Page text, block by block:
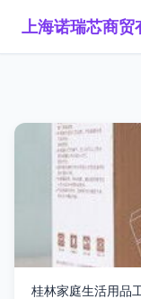
上海诺瑞芯商
桂林家庭生活用品